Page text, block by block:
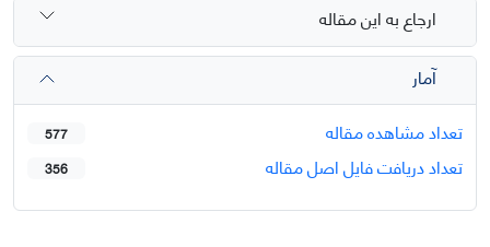
ارجاع به این مقاله
آمار
تعداد مشاهده مقاله
577
تعداد دریافت فایل اصل مقاله 356